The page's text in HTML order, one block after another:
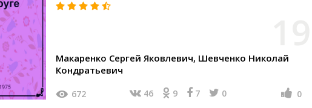
Макаренко Сергей Яковлевич, Шевченко Николай
Кондратьевич
672 46 9 7 0 0